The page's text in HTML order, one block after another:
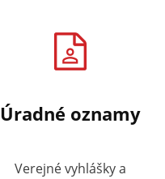
Úradné oznamy
Verejné vyhlášky a